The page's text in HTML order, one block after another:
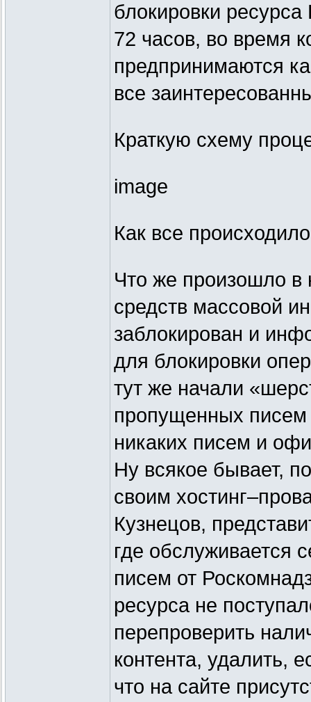
блокировки
72 часов, во время
предпринимаются
все
Краткую схему
image
Как все
Что же произошло в
средств массовой
заблокирован и
для блокировки
тут же начали
пропущенных писем
никаких писем и
Ну всякое бывает,
своим
Кузнецов,
где обслуживается
писем от
ресурса не
перепроверить
контента, удалить,
что на сайте